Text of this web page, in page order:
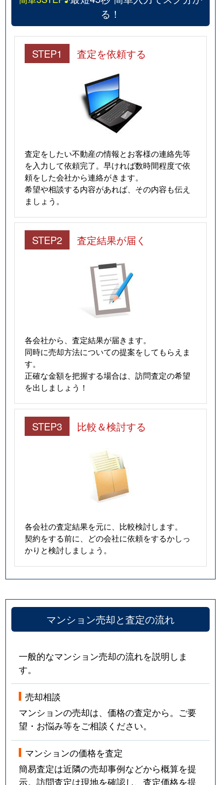
る！
STEP1 査定を依頼する
査定をしたい不動産の情報とお客様の連絡先等
を入力して依頼完了。早ければ数時間程度で依
頼をした会社から連絡がきます。
希望や相談する内容があれば、その内容も伝え
ましょう。
STEP2 査定結果が届く
各会社から、査定結果が届きます。
同時に売却方法についての提案をしてもらえま
す。
正確な金額を把握する場合は、訪問査定の希望
を出しましょう！
STEP3 比較＆検討する
各会社の査定結果を元に、比較検討します。
契約をする前に、どの会社に依頼をするかしっ
かりと検討しましょう。
マンション売却と査定の流れ
一般的なマンション売却の流れを説明しま
す。
売却相談
マンションの売却は、価格の査定から。ご要
望・お悩み等をご相談ください。
マンションの価格を査定
簡易査定は近隣の売却事例などから概算を提
示。訪問査定は現地を確認し、査定価格を提